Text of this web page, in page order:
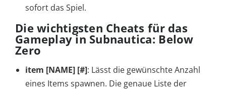
sofort das Spiel.
Die wichtigsten Cheats für das
Gameplay in Subnautica: Below
Zero
item [NAME] [#]: Lässt die gewünschte Anzahl
eines Items spawnen. Die genaue Liste der